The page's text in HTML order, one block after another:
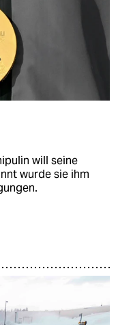
will seine
wurde sie ihm